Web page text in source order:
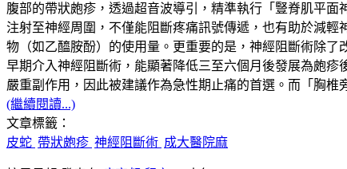
腹部的帶狀皰疹，透過超音波導引，精準執行「豎脊肌平面
注射至神經周圍，不僅能阻斷疼痛訊號傳遞，也有助於減
物（如乙醯胺酚）的使用量。更重要的是，神經阻斷術除
早期介入神經阻斷術，能顯著降低三至六個月後發展為皰
嚴重副作用，因此被建議作為急性期止痛的首選。而「胸
(繼續閱讀...)
文章標籤：
皮蛇 帶狀皰疹 神經阻斷術 成大醫院麻